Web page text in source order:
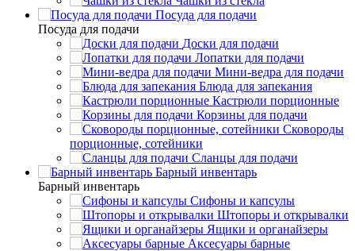
Посуда для подачи
Посуда для подачи
Доски для подачи
Лопатки для подачи
Мини-ведра для подачи
Блюда для запекания
Кастрюли порционные
Корзины для подачи
Сковороды
порционные, сотейники
Сланцы для подачи
Барный инвентарь
Барный инвентарь
Сифоны и капсулы
Штопоры и открывалки
Ящики и органайзеры
Аксесуары барные